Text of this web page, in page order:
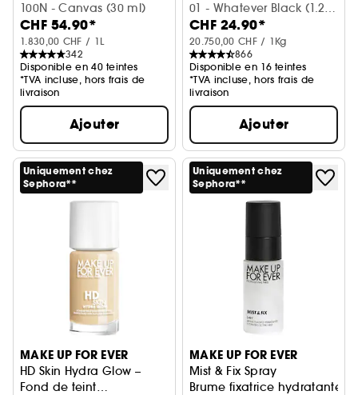
Fond de teint hydratant &
contrôle des brillances
100N - Canvas (30 ml)
CHF 54.90*
1.830,00 CHF / 1L
342
Disponible en 40 teintes
*TVA incluse, hors frais de
livraison
Ajouter
tenue extrême 24H*
01 - Whatever Black (1.2
g)
CHF 24.90*
20.750,00 CHF / 1Kg
866
Disponible en 16 teintes
*TVA incluse, hors frais de
livraison
Ajouter
Uniquement chez
Sephora**
MAKE UP FOR EVER
HD Skin Hydra Glow –
Fond de teint
Uniquement chez
Sephora**
MAKE UP FOR EVER
Mist & Fix Spray
Brume fixatrice hydratante